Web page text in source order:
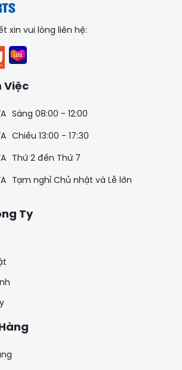
xin vui lòng liên hệ:
Việc
Sáng 08:00 - 12:00
Chiều 13:00 - 17:30
Thứ 2 đến Thứ 7
Tạm nghỉ Chủ nhật và Lễ lớn
Ty